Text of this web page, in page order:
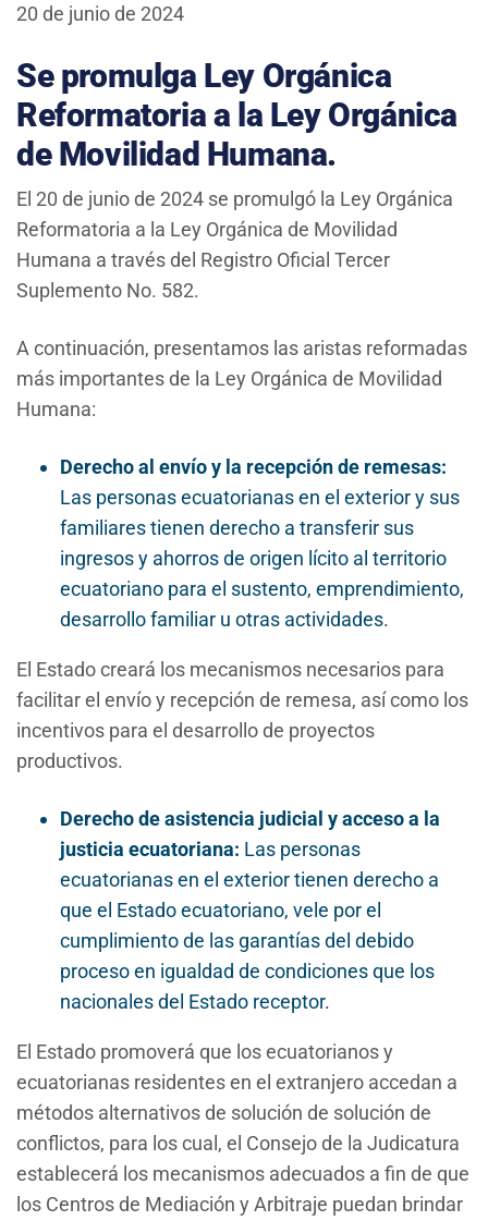
20 de junio de 2024
Se promulga Ley Orgánica
Reformatoria a la Ley Orgánica
de Movilidad Humana.
El 20 de junio de 2024 se promulgó la Ley Orgánica
Reformatoria a la Ley Orgánica de Movilidad
Humana a través del Registro Oficial Tercer
Suplemento No. 582.
A continuación, presentamos las aristas reformadas
más importantes de la Ley Orgánica de Movilidad
Humana:
Derecho al envío y la recepción de remesas:
Las personas ecuatorianas en el exterior y sus
familiares tienen derecho a transferir sus
ingresos y ahorros de origen lícito al territorio
ecuatoriano para el sustento, emprendimiento,
desarrollo familiar u otras actividades.
El Estado creará los mecanismos necesarios para
facilitar el envío y recepción de remesa, así como los
incentivos para el desarrollo de proyectos
productivos.
Derecho de asistencia judicial y acceso a la
justicia ecuatoriana: Las personas
ecuatorianas en el exterior tienen derecho a
que el Estado ecuatoriano, vele por el
cumplimiento de las garantías del debido
proceso en igualdad de condiciones que los
nacionales del Estado receptor.
El Estado promoverá que los ecuatorianos y
ecuatorianas residentes en el extranjero accedan a
métodos alternativos de solución de solución de
conflictos, para los cual, el Consejo de la Judicatura
establecerá los mecanismos adecuados a fin de que
los Centros de Mediación y Arbitraje puedan brindar